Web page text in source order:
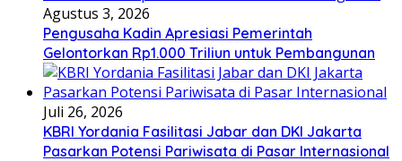
Agustus 3, 2026
Pengusaha Kadin Apresiasi Pemerintah
Gelontorkan Rp1.000 Triliun untuk Pembangunan
Juli 26, 2026
KBRI Yordania Fasilitasi Jabar dan DKI Jakarta
Pasarkan Potensi Pariwisata di Pasar Internasional